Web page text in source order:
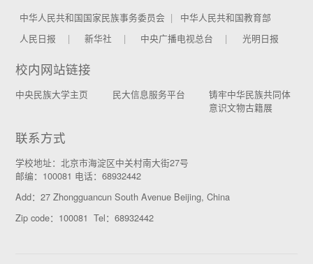
中华人民共和国国家民族事务委员会
中华人民共和国教育部
人民日报
新华社 中央广播电视总台 光明日报
校内网站链接
中央民族大学主页 民大信息服务平台
铸牢中华民族共同体
意识文物古籍展
联系方式
学校地址：北京市海淀区中关村南大街27号
邮编：100081 电话：68932442
Add：27 Zhongguancun South Avenue Beijing, China
Zip code：100081 Tel：68932442